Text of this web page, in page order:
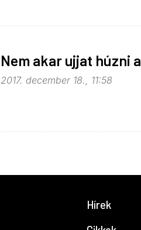
Nem akar ujjat húzni
2017. december 18., 11:58
Hírek